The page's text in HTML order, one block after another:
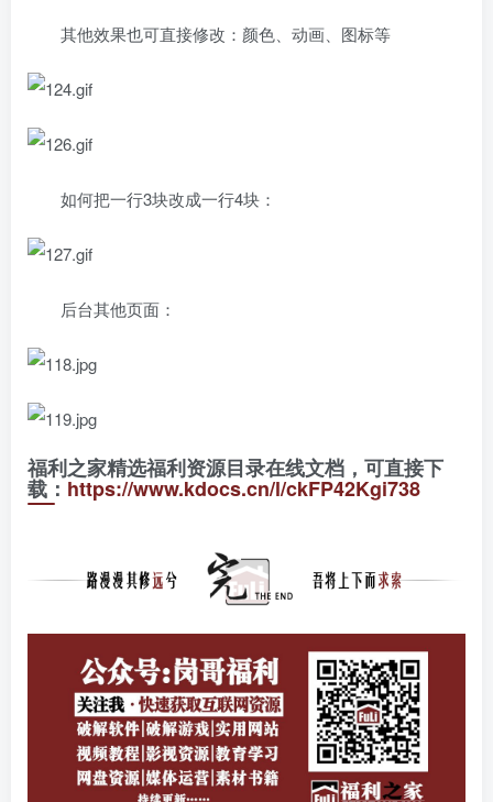
其他效果也可直接修改：颜色、动画、图标等
如何把一行3块改成一行4块：
后台其他页面：
福利之家精选福利资源目录在线文档，可直接下
载：https://www.kdocs.cn/l/ckFP42Kgi738